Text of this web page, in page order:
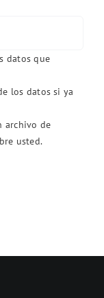
datos que
los datos si ya
archivo de
usted.